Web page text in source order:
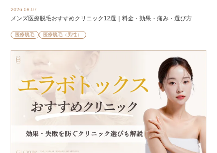
2026.08.07
メンズ医療脱毛おすすめクリニック12選｜料金・効果・痛み・選び方
医療脱毛 医療脱毛（男性）